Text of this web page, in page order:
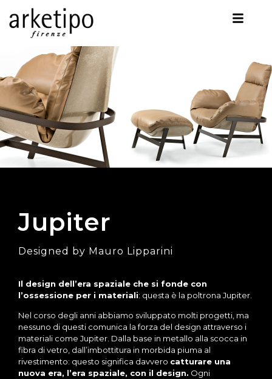
Jupiter
Designed by Mauro Lipparini
Il design dell’era spaziale che si fonde con
l’ossessione per i materiali: questa è la poltrona Jupiter.
Nel corso degli anni abbiamo sviluppato molti progetti, ma
nessuno di questi comunica la forza del design attraverso i
materiali come Jupiter. Dalla base in metallo alla scocca in
fibra di vetro, dall’imbottitura in morbida piuma al
rivestimento: questo significa davvero catturare una
nuova era, l’era spaziale, con il design. Ogni